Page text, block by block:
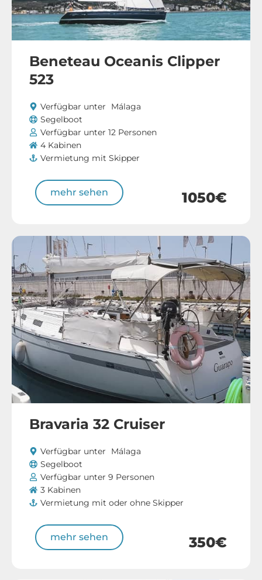
Beneteau Oceanis Clipper
523
Verfügbar unter
Málaga
Segelboot
Verfügbar unter 12 Personen
4 Kabinen
Vermietung mit Skipper
mehr sehen 1050€
Bravaria 32 Cruiser
Verfügbar unter
Málaga
Segelboot
Verfügbar unter 9 Personen
3 Kabinen
Vermietung mit oder ohne Skipper
mehr sehen 350€